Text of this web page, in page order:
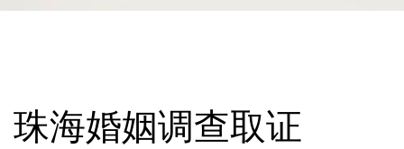
珠海婚姻调查取证